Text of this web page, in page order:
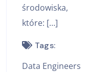
środowiska,
które: […]
Tags:
Data Engineers